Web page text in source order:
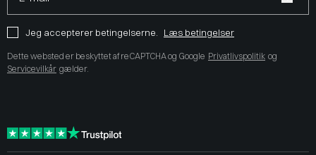
Jeg accepterer betingelserne. Læs betingelser
Dette websted er beskyttet af reCAPTCHA og Google Privatlivspolitik og
Servicevilkår gælder.